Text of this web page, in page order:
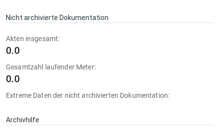
Nicht archivierte Dokumentation
Akten insgesamt:
0.0
Gesamtzahl laufender Meter:
0.0
Extreme Daten der nicht archivierten Dokumentation:
Archivhilfe